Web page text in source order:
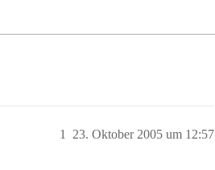
23. Oktober 2005 um 12:57
1